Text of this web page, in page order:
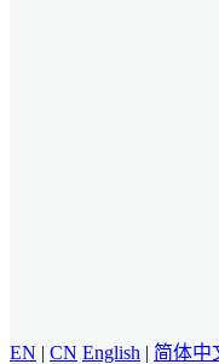
EN | CN English | 简体中